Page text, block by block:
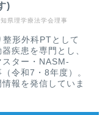
県理学療法学会理事
)
形外科PTとして
疾患を専門とし、
スター・NASM-
令和7・8年度）。
報を発信していま
から探す